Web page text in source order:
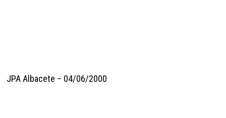
JPA Albacete – 04/06/2000